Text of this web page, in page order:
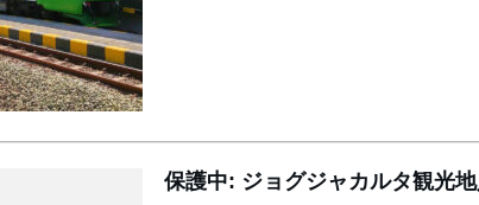
保護中: ジョグジャカルタ観光